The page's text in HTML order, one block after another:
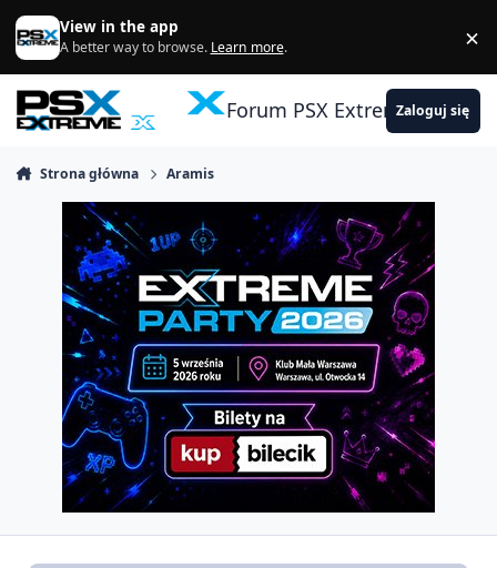
Skocz do zawartości
View in the app
A better way to browse. Learn more. ×
Forum PSX ExtremeZaloguj się
Strona główna Aramis